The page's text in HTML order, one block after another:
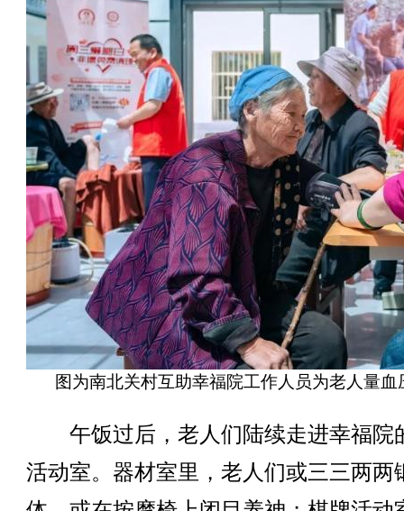
图为南北关村互助幸福院工作人员为老人量血
午饭过后，老人们陆续走进幸福院
活动室。器材室里，老人们或三三两两